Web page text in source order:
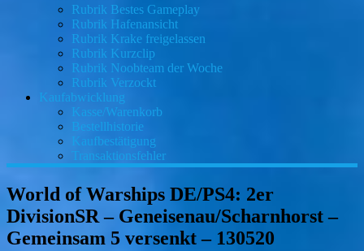
Rubrik Bestes Gameplay
Rubrik Hafenansicht
Rubrik Krake freigelassen
Rubrik Kurzclip
Rubrik Noobteam der Woche
Rubrik Verzockt
Kaufabwicklung
Kasse/Warenkorb
Bestellhistorie
Kaufbestätigung
Transaktionsfehler
World of Warships DE/PS4: 2er
DivisionSR – Geneisenau/Scharnhorst –
Gemeinsam 5 versenkt – 130520